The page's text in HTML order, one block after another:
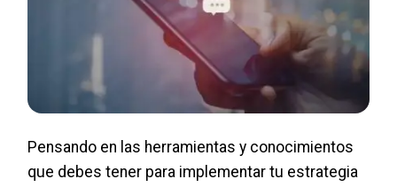
Pensando en las herramientas y conocimientos
que debes tener para implementar tu estrategia